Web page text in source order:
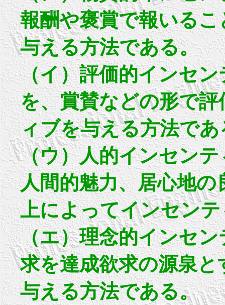
報酬や褒賞で報いる
与える方法である。
（イ）評価的インセ
を、賞賛などの形で
ィブを与える方法であ
（ウ）人的インセン
人間的魅力、居心地
上によってインセン
（エ）理念的インセ
求を達成欲求の源泉
与える方法である。